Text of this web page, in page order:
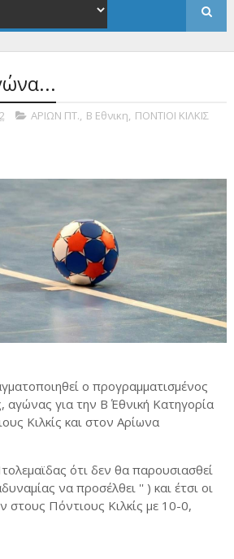
ΑΡΙΩΝ ΠΤ., Β Εθνικη, ΠΟΝΤΙΟΙ ΚΙΛΚΙΣ
ο προγραμματισμένος
αγώνας για την Β΄ Εθνική Κατηγορία
Κιλκίς και στον Αρίωνα
ότι δεν θα παρουσιασθεί
να προσέλθει '' ) και έτσι οι
στους Πόντιους Κιλκίς με 10-0,